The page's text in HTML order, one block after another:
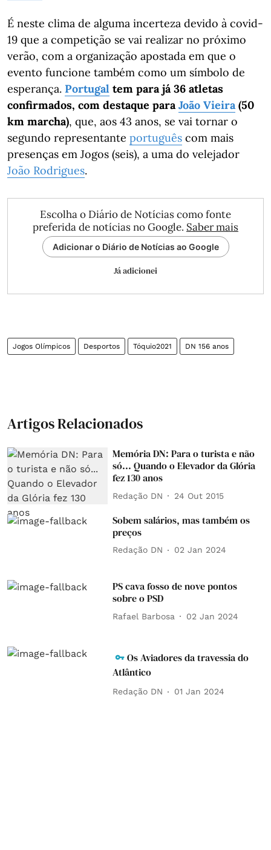
É neste clima de alguma incerteza devido à covid-
19 que a competição se vai realizar no próximo
verão, com a organização apostada em que o
evento funcione também como um símbolo de
esperança. Portugal tem para já 36 atletas
confirmados, com destaque paraJoão Vieira(50
km marcha), que, aos 43 anos, se vai tornar o
segundo representante português com mais
presenças em Jogos (seis), a uma do velejador
João Rodrigues.
Escolha o Diário de Notícias como fonte
preferida de notícias no Google. Saber mais
Adicionar o Diário de Notícias ao Google
Já adicionei
Jogos Olímpicos Desportos Tóquio2021 DN 156 anos
Artigos Relacionados
Memória DN: Para o turista e não
só... Quando o Elevador da Glória
fez 130 anos
Redação DN 24 Out 2015
Sobem salários, mas também os
preços
Redação DN 02 Jan 2024
PS cava fosso de nove pontos
sobre o PSD
Rafael Barbosa 02 Jan 2024
Os Aviadores da travessia do
Atlântico
Redação DN 01 Jan 2024